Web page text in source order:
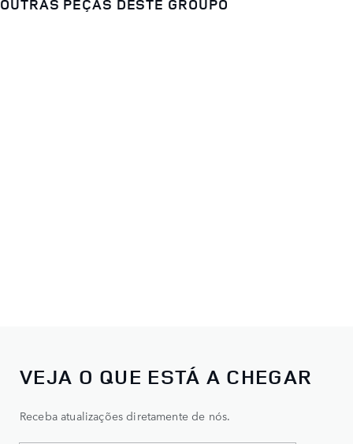
VEJA O QUE ESTÁ A CHEGAR
Receba atualizações diretamente de nós.